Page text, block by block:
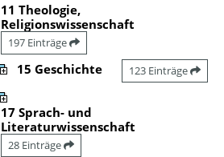
11 Theologie,
Religionswissenschaft
197 Einträge
15 Geschichte 123 Einträge
17 Sprach- und
Literaturwissenschaft
28 Einträge